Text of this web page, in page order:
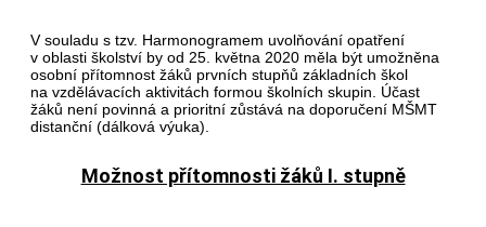
V souladu s tzv. Harmonogramem uvolňování opatření
v oblasti školství by od 25. května 2020 měla být umožněna
osobní přítomnost žáků prvních stupňů základních škol
na vzdělávacích aktivitách formou školních skupin. Účast
žáků není povinná a prioritní zůstává na doporučení MŠMT
distanční (dálková výuka).
Možnost přítomnosti žáků I. stupně